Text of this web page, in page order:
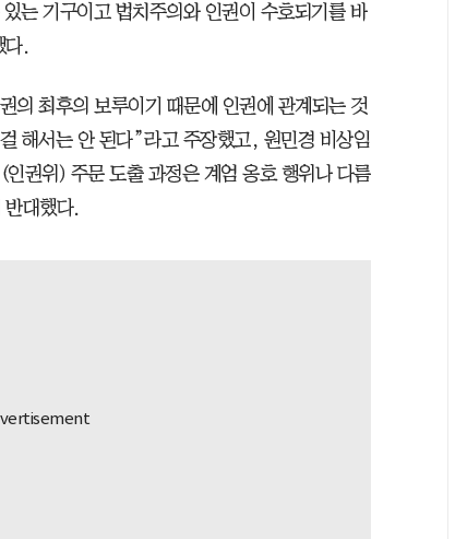
는 기구이고 법치주의와 인권이 수호되기를 바
.
의 최후의 보루이기 때문에 인권에 관계되는 것
해서는 안 된다”라고 주장했고, 원민경 비상임
권위) 주문 도출 과정은 계엄 옹호 행위나 다름
대했다.